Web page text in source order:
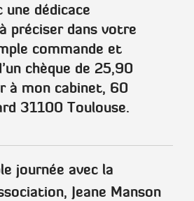
une dédicace
préciser dans votre
commande et
chèque de 25,90
à mon cabinet, 60
31100 Toulouse.
journée avec la
Jeane Manson